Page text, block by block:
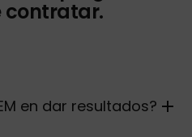
contratar.
en dar resultados?